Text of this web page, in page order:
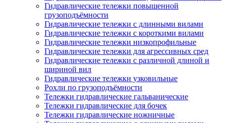
Гидравлические тележки повышенной
грузоподъёмности
Гидравлические тележки с длинными вилами
Гидравлические тележки с короткими вилами
Гидравлические тележки низкопрофильные
Гидравлические тележки для агрессивных сред
Гидравлические тележки с различной длиной и
шириной вил
Гидравлические тележки узковильные
Рохли по грузоподъёмности
Тележки гидравлические гальванические
Тележки гидравлические для бочек
Тележки гидравлические ножничные